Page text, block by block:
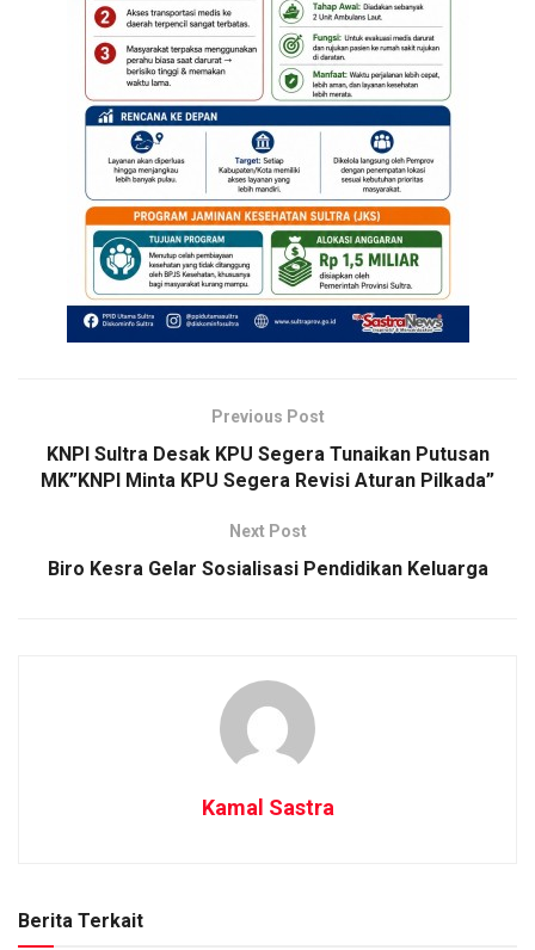
Previous Post
KNPI Sultra Desak KPU Segera Tunaikan Putusan
MK”KNPI Minta KPU Segera Revisi Aturan Pilkada”
Next Post
Biro Kesra Gelar Sosialisasi Pendidikan Keluarga
Kamal Sastra
Berita Terkait